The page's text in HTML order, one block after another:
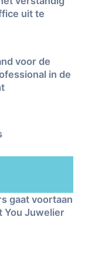
uit te
voor de
in de
gaat voortaan
You Juwelier